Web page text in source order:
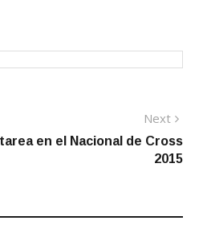
Next
post:
en el Nacional de Cross
2015